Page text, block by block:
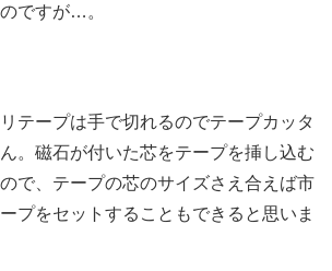
ですが…。
テープは手で切れるのでテープカッタ
。磁石が付いた芯をテープを挿し込む
で、テープの芯のサイズさえ合えば市
プをセットすることもできると思いま